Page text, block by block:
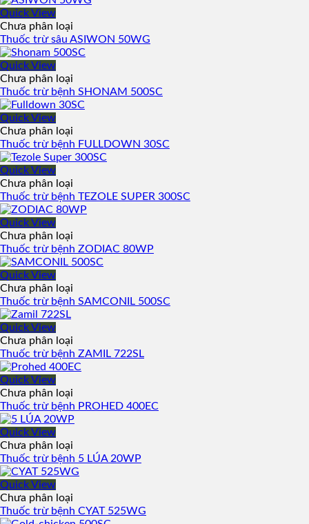
Quick View
Chưa phân loại
Thuốc trừ sâu ASIWON 50WG
Quick View
Chưa phân loại
Thuốc trừ bệnh SHONAM 500SC
Quick View
Chưa phân loại
Thuốc trừ bệnh FULLDOWN 30SC
Quick View
Chưa phân loại
Thuốc trừ bệnh TEZOLE SUPER 300SC
Quick View
Chưa phân loại
Thuốc trừ bệnh ZODIAC 80WP
Quick View
Chưa phân loại
Thuốc trừ bệnh SAMCONIL 500SC
Quick View
Chưa phân loại
Thuốc trừ bệnh ZAMIL 722SL
Quick View
Chưa phân loại
Thuốc trừ bệnh PROHED 400EC
Quick View
Chưa phân loại
Thuốc trừ bệnh 5 LÚA 20WP
Quick View
Chưa phân loại
Thuốc trừ bệnh CYAT 525WG